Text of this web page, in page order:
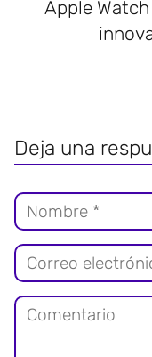
Apple
Deja una